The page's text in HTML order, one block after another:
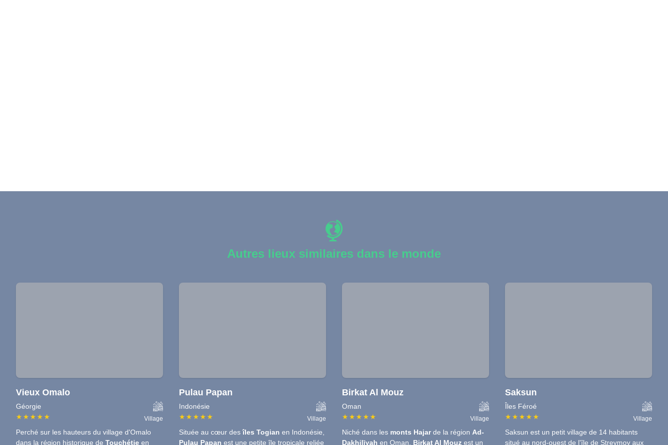
Autres lieux similaires dans le monde
Vieux Omalo
Géorgie
★ ★ ★ ★ ★ Village
Perché sur les hauteurs du village d'Omalo
dans la région historique de Touchétie en
Pulau Papan
Indonésie
★ ★ ★ ★ ★ Village
Située au cœur desîles Togian en Indonésie,
Pulau Papan est une petite île tropicale reliée
Birkat Al Mouz
Oman
★ ★ ★ ★ ★ Village
Niché dans les monts Hajarde la région Ad-
Dakhilīyah en Oman, Birkat Al Mouz est un
Saksun
Îles Féroé
★ ★ ★ ★ ★ Village
Saksun est un petit village de 14 habitants
situé au nord-ouest de l'île de Streymoy aux